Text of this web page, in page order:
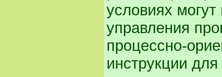
условиях
управления
процессно-
инструкции